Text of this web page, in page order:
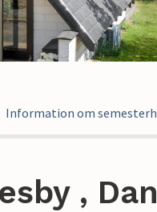
Information om
,